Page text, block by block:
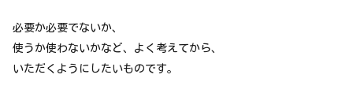
必要か必要でないか、
使うか使わないかなど、よく考えてから、
いただくようにしたいものです。